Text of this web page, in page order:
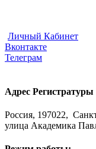
Личный Кабинет
Вконтакте
Телеграм
Адрес
Россия, 197022,
улица Академика